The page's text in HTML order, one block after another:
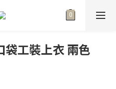
工裝上衣 兩色